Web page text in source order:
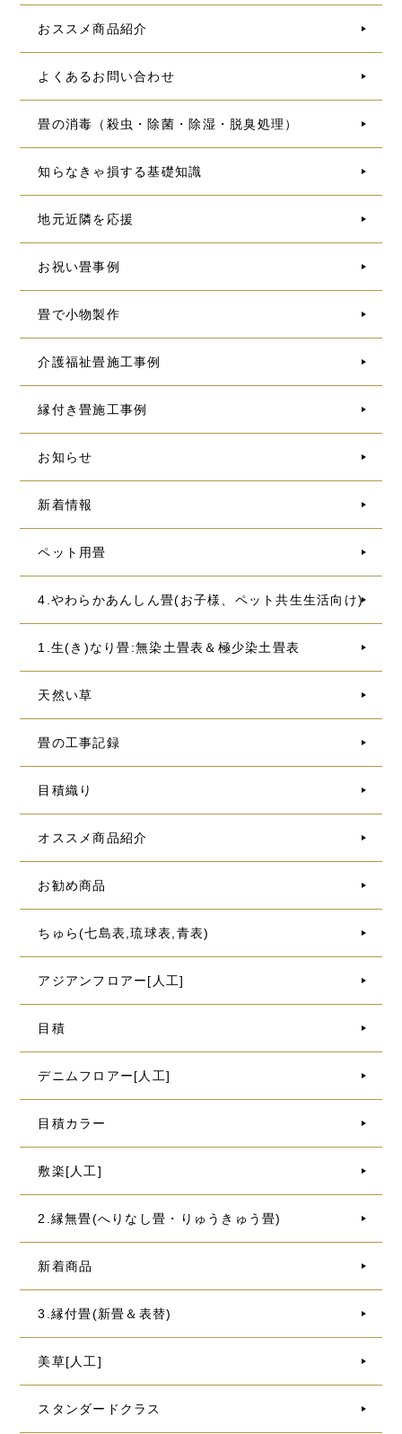
おススメ商品紹介
よくあるお問い合わせ
畳の消毒（殺虫・除菌・除湿・脱臭処理）
知らなきゃ損する基礎知識
地元近隣を応援
お祝い畳事例
畳で小物製作
介護福祉畳施工事例
縁付き畳施工事例
お知らせ
新着情報
ペット用畳
4.やわらかあんしん畳(お子様、ペット共生生活向け)
1.生(き)なり畳:無染土畳表＆極少染土畳表
天然い草
畳の工事記録
目積織り
オススメ商品紹介
お勧め商品
ちゅら(七島表,琉球表,青表)
アジアンフロアー[人工]
目積
デニムフロアー[人工]
目積カラー
敷楽[人工]
2.縁無畳(へりなし畳・りゅうきゅう畳)
新着商品
3.縁付畳(新畳＆表替)
美草[人工]
スタンダードクラス